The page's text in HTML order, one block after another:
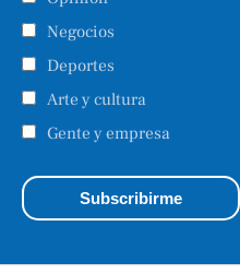
Negocios
Deportes
Arte y cultura
Gente y empresa